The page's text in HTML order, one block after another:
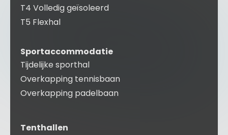
T4 Volledig geïsoleerd
T5 Flexhal
Sportaccommodatie
Tijdelijke sporthal
Overkapping tennisbaan
Overkapping padelbaan
Tenthallen